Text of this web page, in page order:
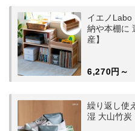
イエノLabo
納や本棚に
産】
6,270円～
繰り返し使
湿 大山竹